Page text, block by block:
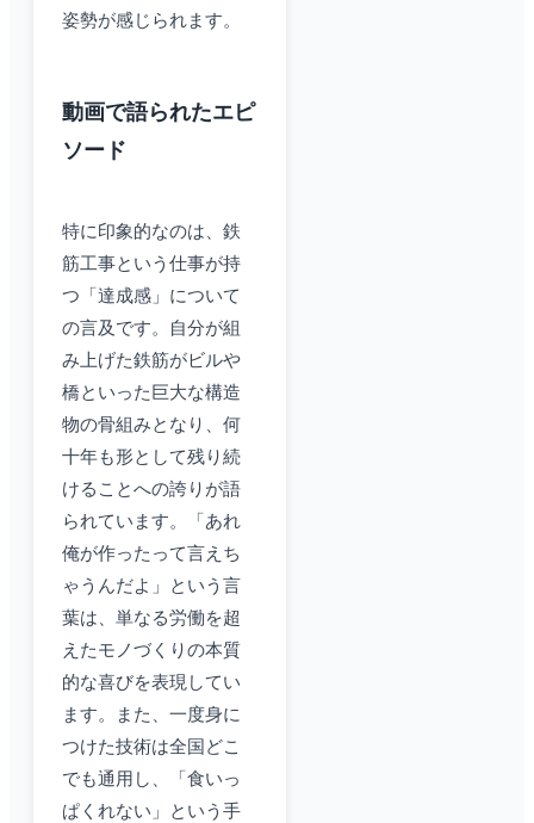
姿勢が感じられます。
動画で語られたエピ
ソード
特に印象的なのは、鉄
筋工事という仕事が持
つ「達成感」について
の言及です。自分が組
み上げた鉄筋がビルや
橋といった巨大な構造
物の骨組みとなり、何
十年も形として残り続
けることへの誇りが語
られています。「あれ
俺が作ったって言えち
ゃうんだよ」という言
葉は、単なる労働を超
えたモノづくりの本質
的な喜びを表現してい
ます。また、一度身に
つけた技術は全国どこ
でも通用し、「食いっ
ぱくれない」という手